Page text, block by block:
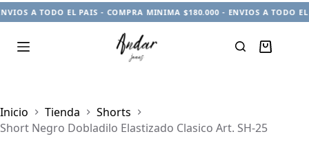
A TODO EL PAIS - COMPRA MINIMA $180.000 - ENVIOS A TODO
Carro
Inicio
Tienda
Shorts
Short Negro Dobladilo Elastizado Clasico Art. SH-25